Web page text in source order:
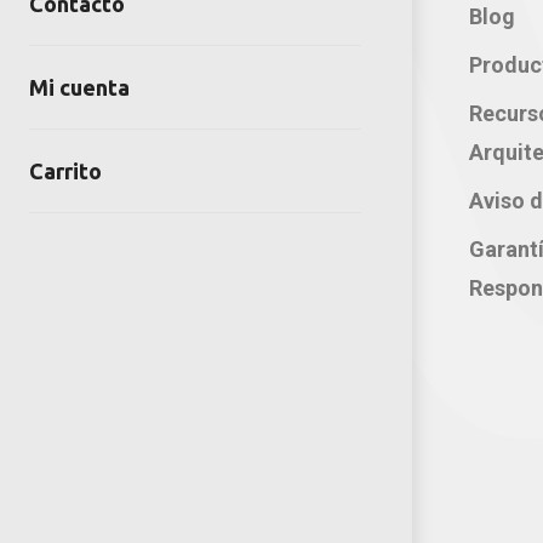
Contacto:
Oficina: 222 283 0315
Blog
Aviso
Mi cuenta
Carrito